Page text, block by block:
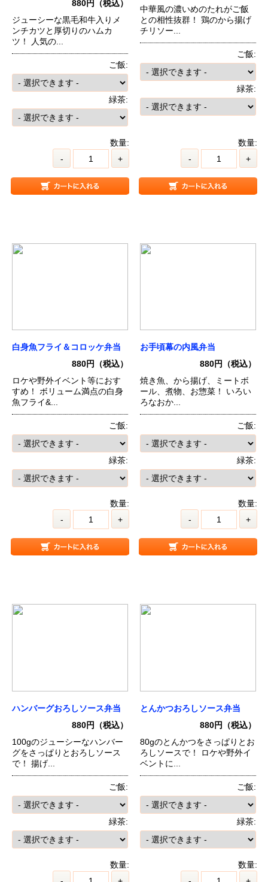
880円（税込）
ジューシーな黒毛和牛入りメ
ンチカツと厚切りのハムカ
ツ！ 人気の...
ご飯:
緑茶:
数量:
-
+
中華風の濃いめのたれがご飯
との相性抜群！ 鶏のから揚げ
チリソー...
ご飯:
緑茶:
数量:
-
+
白身魚フライ＆コロッケ弁当
880円（税込）
ロケや野外イベント等におす
すめ！ ボリューム満点の白身
魚フライ&...
ご飯:
緑茶:
数量:
-
+
お手頃幕の内風弁当
880円（税込）
焼き魚、から揚げ、ミートボ
ール、煮物、お惣菜！ いろい
ろなおか...
ご飯:
緑茶:
数量:
-
+
ハンバーグおろしソース弁当
880円（税込）
100gのジューシーなハンバー
グをさっぱりとおろしソース
で！ 揚げ...
ご飯:
緑茶:
数量:
とんかつおろしソース弁当
880円（税込）
80gのとんかつをさっぱりとお
ろしソースで！ ロケや野外イ
ベントに...
ご飯:
緑茶:
数量: